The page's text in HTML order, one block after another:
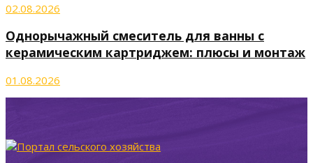
02.08.2026
Однорычажный смеситель для ванны с
керамическим картриджем: плюсы и монтаж
01.08.2026